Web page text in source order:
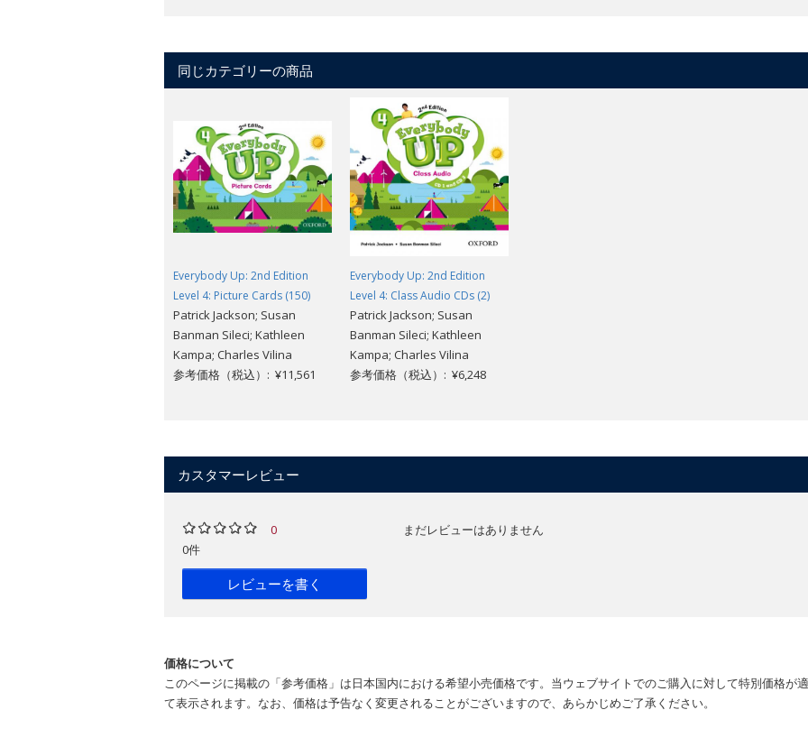
同じカテゴリーの商品
Everybody Up: 2nd Edition
Level 4: Picture Cards (150)
Patrick Jackson; Susan
Banman Sileci; Kathleen
Kampa; Charles Vilina
参考価格（税込）: ¥11,561
Everybody Up: 2nd Edition
Level 4: Class Audio CDs (2)
Patrick Jackson; Susan
Banman Sileci; Kathleen
Kampa; Charles Vilina
参考価格（税込）: ¥6,248
カスタマーレビュー
0
0件
レビューを書く
まだレビューはありません
価格について
このページに掲載の「参考価格」は日本国内における希望小売価格です。当ウェブサイトでのご購入に対して特別価格が
て表示されます。なお、価格は予告なく変更されることがございますので、あらかじめご了承ください。